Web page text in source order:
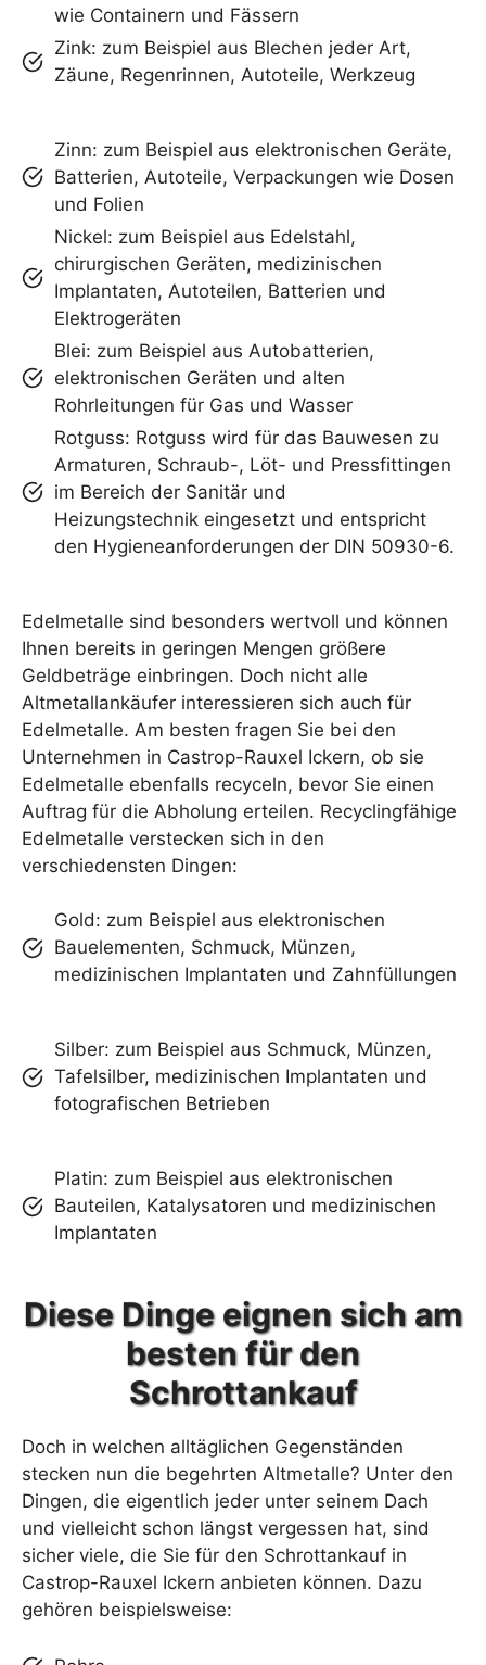
wie Containern und Fässern
Zink: zum Beispiel aus Blechen jeder Art,
Zäune, Regenrinnen, Autoteile, Werkzeug
Zinn: zum Beispiel aus elektronischen Geräte,
Batterien, Autoteile, Verpackungen wie Dosen
und Folien
Nickel: zum Beispiel aus Edelstahl,
chirurgischen Geräten, medizinischen
Implantaten, Autoteilen, Batterien und
Elektrogeräten
Blei: zum Beispiel aus Autobatterien,
elektronischen Geräten und alten
Rohrleitungen für Gas und Wasser
Rotguss: Rotguss wird für das Bauwesen zu
Armaturen, Schraub-, Löt- und Pressfittingen
im Bereich der Sanitär und
Heizungstechnik eingesetzt und entspricht
den Hygieneanforderungen der DIN 50930-6.
Edelmetalle sind besonders wertvoll und können
Ihnen bereits in geringen Mengen größere
Geldbeträge einbringen. Doch nicht alle
Altmetallankäufer interessieren sich auch für
Edelmetalle. Am besten fragen Sie bei den
Unternehmen in Castrop-Rauxel Ickern, ob sie
Edelmetalle ebenfalls recyceln, bevor Sie einen
Auftrag für die Abholung erteilen. Recyclingfähige
Edelmetalle verstecken sich in den
verschiedensten Dingen:
Gold: zum Beispiel aus elektronischen
Bauelementen, Schmuck, Münzen,
medizinischen Implantaten und Zahnfüllungen
Silber: zum Beispiel aus Schmuck, Münzen,
Tafelsilber, medizinischen Implantaten und
fotografischen Betrieben
Platin: zum Beispiel aus elektronischen
Bauteilen, Katalysatoren und medizinischen
Implantaten
Diese Dinge eignen sich am
besten für den
Schrottankauf
Doch in welchen alltäglichen Gegenständen
stecken nun die begehrten Altmetalle? Unter den
Dingen, die eigentlich jeder unter seinem Dach
und vielleicht schon längst vergessen hat, sind
sicher viele, die Sie für den Schrottankauf in
Castrop-Rauxel Ickern anbieten können. Dazu
gehören beispielsweise: